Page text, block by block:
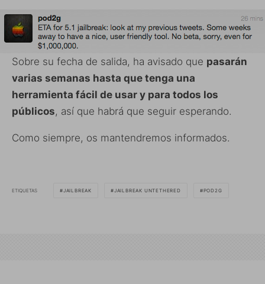
Sobre su fecha de salida, ha avisado que pasarán
varias semanas hasta que tenga una
herramienta fácil de usar y para todos los
públicos, así que habrá que seguir esperando.
Como siempre, os mantendremos informados.
ETIQUETAS JAILBREAK JAILBREAK UNTETHERED POD2G